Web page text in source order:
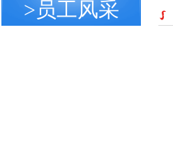
>员工风采